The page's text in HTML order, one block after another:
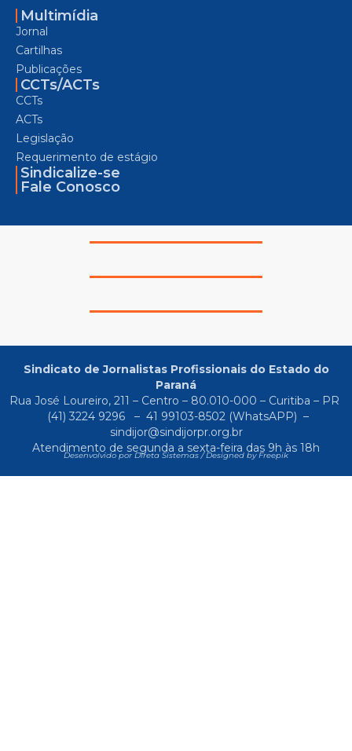
Multimídia
Jornal
Cartilhas
Publicações
CCTs/ACTs
CCTs
ACTs
Legislação
Requerimento de estágio
Sindicalize-se
Fale Conosco
Sindicato de Jornalistas Profissionais do Estado do
Paraná
Rua José Loureiro, 211 – Centro – 80.010-000 – Curitiba – PR
(41) 3224 9296
– 41 99103-8502(WhatsAPP) –
sindijor@sindijorpr.org.br
Atendimento de segunda a sexta-feira das 9h às 18h
Desenvolvido por Direta Sistemas /Designed by Freepik